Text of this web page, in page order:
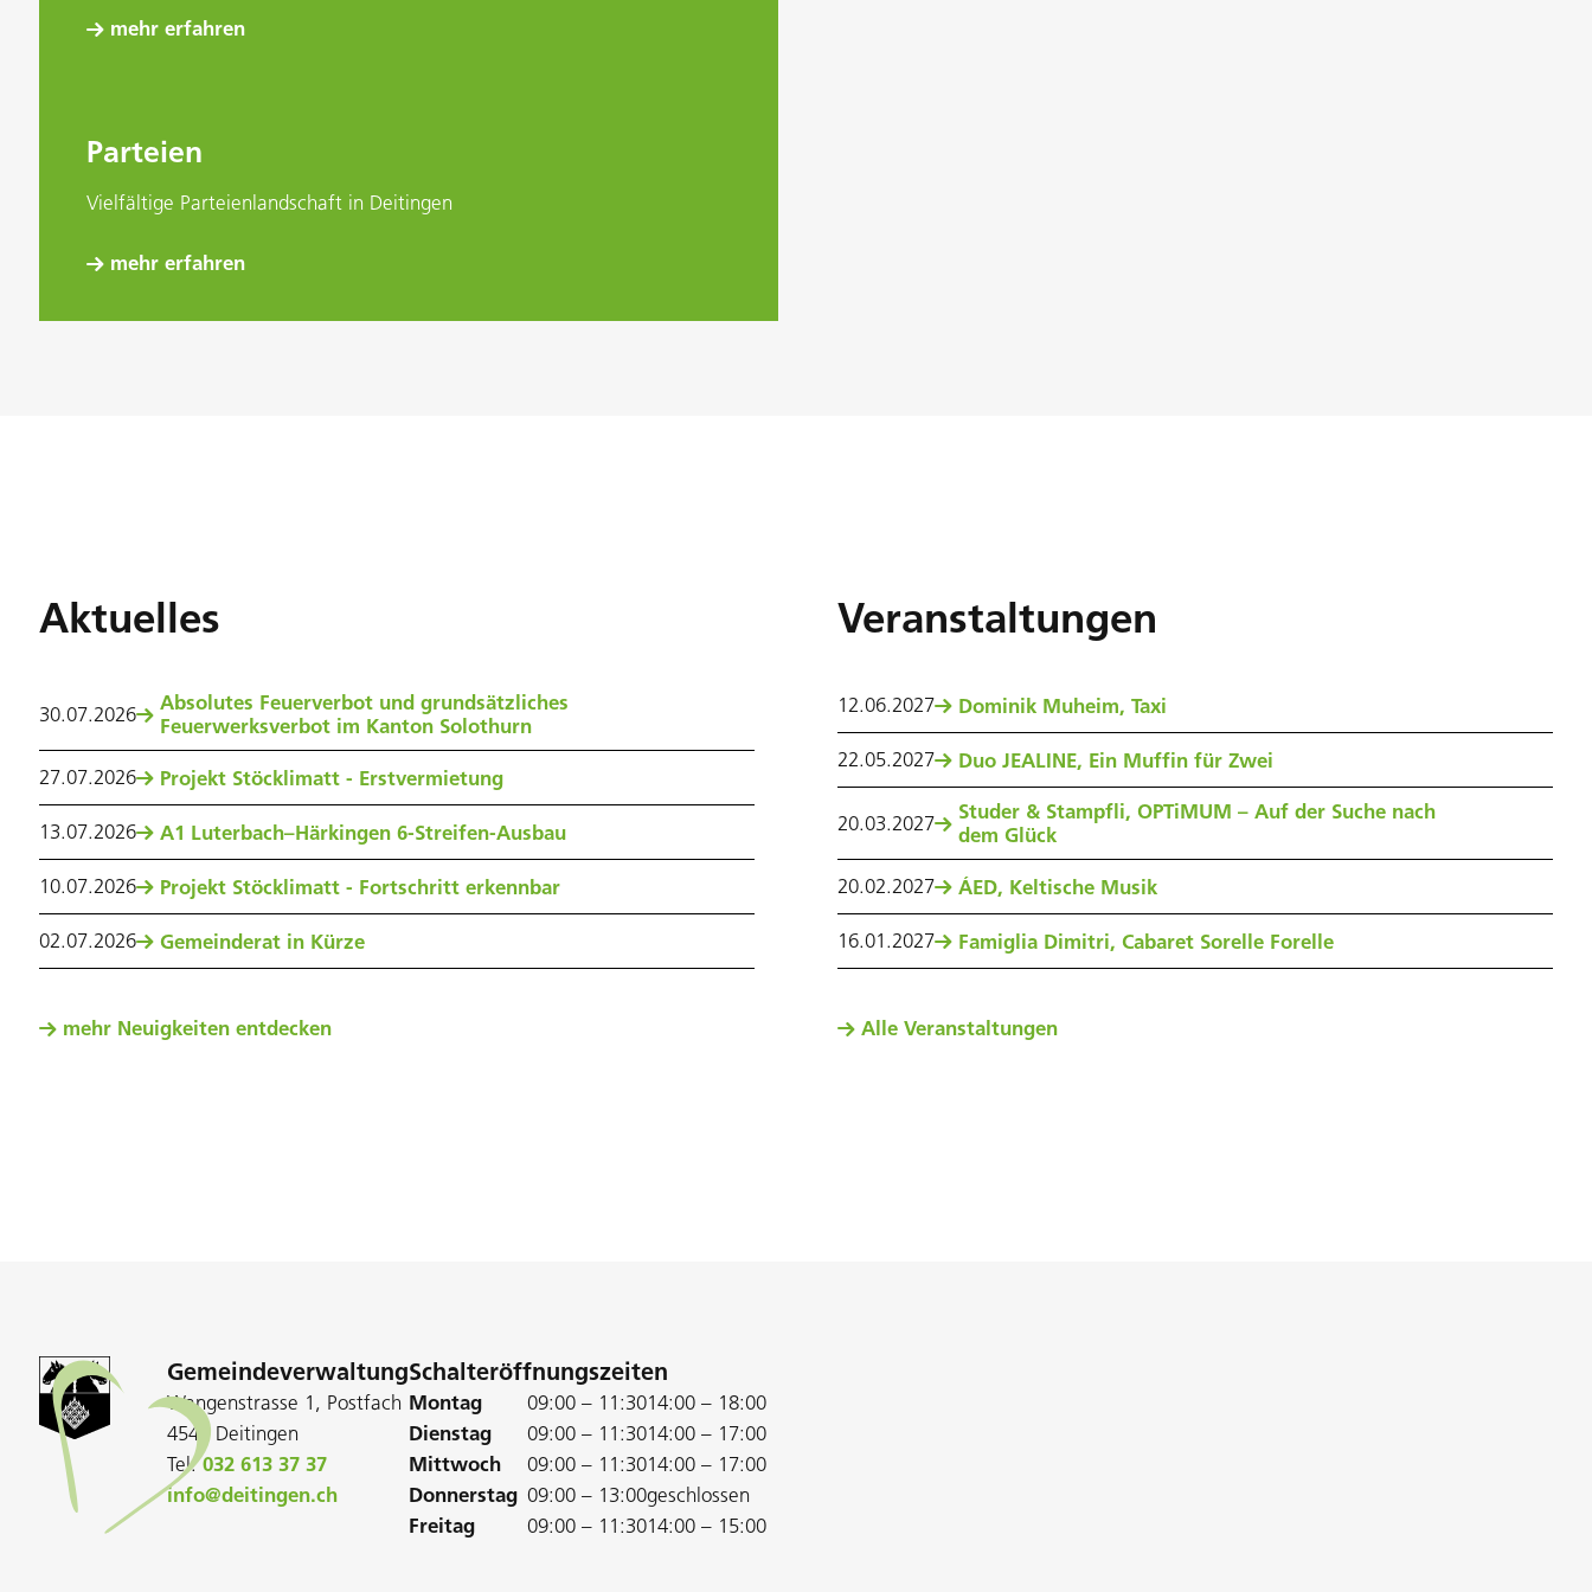
mehr erfahren
Parteien
Vielfältige Parteienlandschaft in Deitingen
mehr erfahren
Aktuelles
30.07.2026
Absolutes Feuerverbot und grundsätzliches
Feuerwerksverbot im Kanton Solothurn
27.07.2026 Projekt Stöcklimatt - Erstvermietung
13.07.2026 A1 Luterbach–Härkingen 6-Streifen-Ausbau
10.07.2026 Projekt Stöcklimatt - Fortschritt erkennbar
02.07.2026 Gemeinderat in Kürze
mehr Neuigkeiten entdecken
Veranstaltungen
12.06.2027 Dominik Muheim, Taxi
22.05.2027 Duo JEALINE, Ein Muffin für Zwei
20.03.2027
Studer & Stampfli, OPTiMUM – Auf der Suche nach
dem Glück
20.02.2027 ÁED, Keltische Musik
16.01 .2027 Famiglia Dimitri, Cabaret Sorelle Forelle
Alle Veranstaltungen
Gemeindeverwaltung
Wangenstrasse 1, Postfach
4543 Deitingen
Tel:032 613 37 37
info@deitingen.ch
Schalteröffnungszeiten
Montag 09:00 – 11:3014:00 – 18:00
Dienstag
09:00 – 11:3014:00 – 17:00
Mittwoch
09:00 – 11:3014:00 – 17:00
Donnerstag 09:00 – 13:00geschlossen
Freitag
09:00 – 11:3014:00 – 15:00